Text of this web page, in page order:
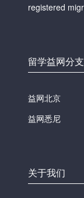
registered
留学益网分
益网北京
益网悉尼
关于我们